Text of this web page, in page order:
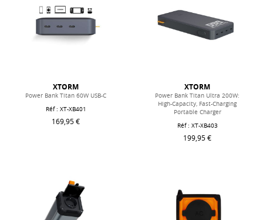
XTORM
Power Bank Titan 60W USB-C
Réf : XT-XB401
169,95 €
XTORM
Power Bank Titan Ultra 200W:
High-Capacity, Fast-Charging
Portable Charger
Réf : XT-XB403
199,95 €